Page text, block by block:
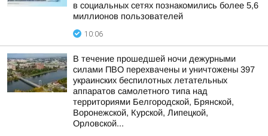
в социальных сетях познакомились более 5,6
миллионов пользователей
10:06
В течение прошедшей ночи дежурными
силами ПВО перехвачены и уничтожены 397
украинских беспилотных летательных
аппаратов самолетного типа над
территориями Белгородской, Брянской,
Воронежской, Курской, Липецкой,
Орловской...